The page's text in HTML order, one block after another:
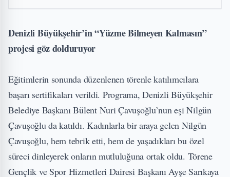
Denizli Büyükşehir’in “Yüzme Bilmeyen Kalmasın”
projesi göz dolduruyor
Eğitimlerin sonunda düzenlenen törenle katılımcılara
başarı sertifikaları verildi. Programa, Denizli Büyükşehir
Belediye Başkanı Bülent Nuri Çavuşoğlu’nun eşi Nilgün
Çavuşoğlu da katıldı. Kadınlarla bir araya gelen Nilgün
Çavuşoğlu, hem tebrik etti, hem de yaşadıkları bu özel
süreci dinleyerek onların mutluluğuna ortak oldu. Törene
Gençlik ve Spor Hizmetleri Dairesi Başkanı Ayşe Sarıkaya